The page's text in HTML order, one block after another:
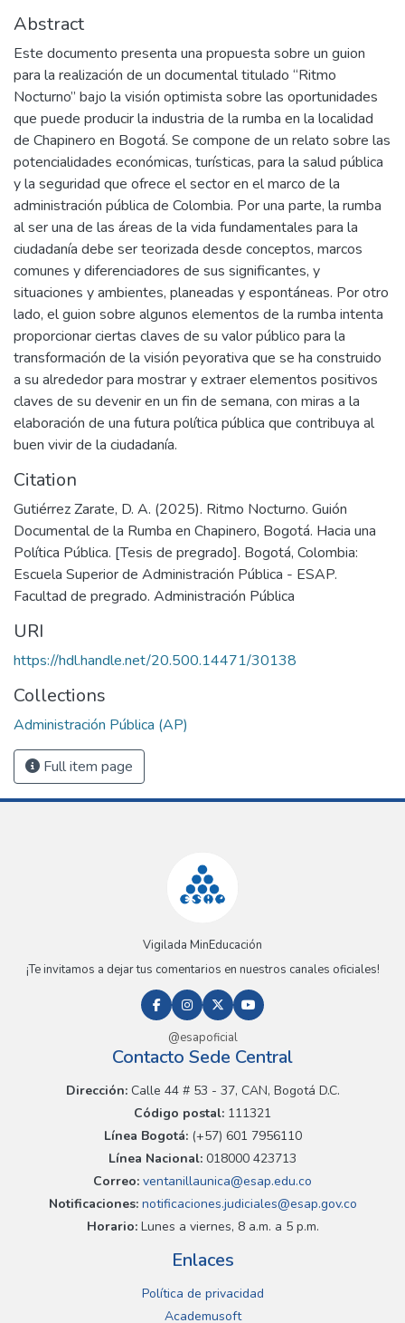
Abstract
Este documento presenta una propuesta sobre un guion
para la realización de un documental titulado “Ritmo
Nocturno” bajo la visión optimista sobre las oportunidades
que puede producir la industria de la rumba en la localidad
de Chapinero en Bogotá. Se compone de un relato sobre las
potencialidades económicas, turísticas, para la salud pública
y la seguridad que ofrece el sector en el marco de la
administración pública de Colombia. Por una parte, la rumba
al ser una de las áreas de la vida fundamentales para la
ciudadanía debe ser teorizada desde conceptos, marcos
comunes y diferenciadores de sus significantes, y
situaciones y ambientes, planeadas y espontáneas. Por otro
lado, el guion sobre algunos elementos de la rumba intenta
proporcionar ciertas claves de su valor público para la
transformación de la visión peyorativa que se ha construido
a su alrededor para mostrar y extraer elementos positivos
claves de su devenir en un fin de semana, con miras a la
elaboración de una futura política pública que contribuya al
buen vivir de la ciudadanía.
Citation
Gutiérrez Zarate, D. A. (2025). Ritmo Nocturno. Guión
Documental de la Rumba en Chapinero, Bogotá. Hacia una
Política Pública. [Tesis de pregrado]. Bogotá, Colombia:
Escuela Superior de Administración Pública - ESAP.
Facultad de pregrado. Administración Pública
URI
https://hdl.handle.net/20.500.14471/30138
Collections
Administración Pública (AP)
Full item page
Vigilada MinEducación
¡Te invitamos a dejar tus comentarios en nuestros canales oficiales!
@esapoficial
Contacto Sede Central
Dirección:Calle 44 # 53 - 37, CAN, Bogotá D.C.
Código postal: 111321
Línea Bogotá:(+57) 601 7956110
Línea Nacional: 018000 423713
Correo: ventanillaunica@esap.edu.co
Notificaciones:notificaciones.judiciales@esap.gov.co
Horario:Lunes a viernes, 8 a.m. a 5 p.m.
Enlaces
Política de privacidad
Academusoft